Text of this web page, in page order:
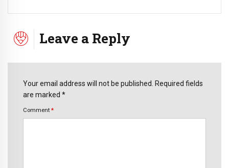
Leave a Reply
Your email address will not be published. Required fields
are marked *
Comment *